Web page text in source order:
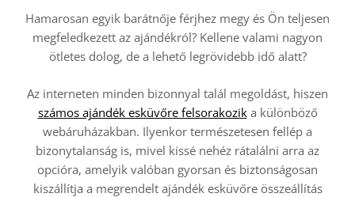
Hamarosan egyik barátnője férjhez megy és Ön teljesen
megfeledkezett az ajándékról? Kellene valami nagyon
ötletes dolog, de a lehető legrövidebb idő alatt?
Az interneten minden bizonnyal talál megoldást, hiszen
számos ajándék esküvőre felsorakozika különböző
webáruházakban. Ilyenkor természetesen fellép a
bizonytalanság is, mivel kissé nehéz rátalálni arra az
opcióra, amelyik valóban gyorsan és biztonságosan
kiszállítja a megrendelt ajándék esküvőre összeállítás